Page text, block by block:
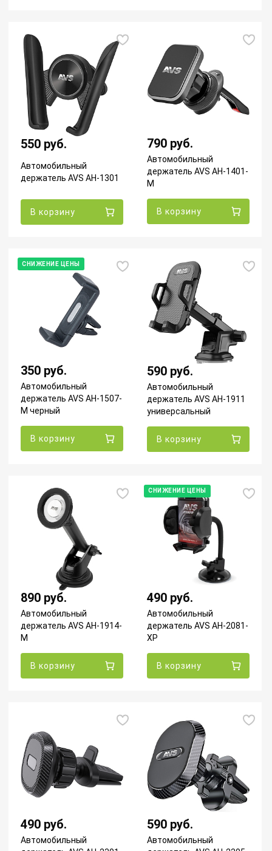
550 руб.
Автомобильный
держатель AVS AH-1301
В корзину
790 руб.
Автомобильный
держатель AVS AH-1401-
M
В корзину
СНИЖЕНИЕ ЦЕНЫ
350 руб.
Автомобильный
держатель AVS AH-1507-
M черный
В корзину
590 руб.
Автомобильный
держатель AVS AH-1911
универсальный
В корзину
890 руб.
Автомобильный
держатель AVS AH-1914-
M
В корзину
СНИЖЕНИЕ ЦЕНЫ
490 руб.
Автомобильный
держатель AVS AH-2081-
XP
В корзину
490 руб.
Автомобильный
590 руб.
Автомобильный